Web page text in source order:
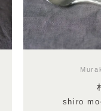
shiro